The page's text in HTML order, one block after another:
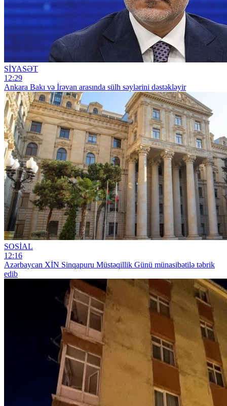
SİYASƏT
12:29
Ankara Bakı və İrəvan arasında sülh səylərini dəstəkləyir
SOSİAL
12:16
Azərbaycan XİN Sinqapuru Müstəqillik Günü münasibətilə təbrik
edib